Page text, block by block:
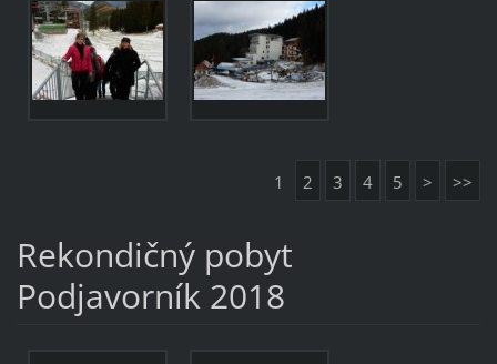
1 2 3 4 5 > >>
Rekondičný pobyt
Podjavorník 2018